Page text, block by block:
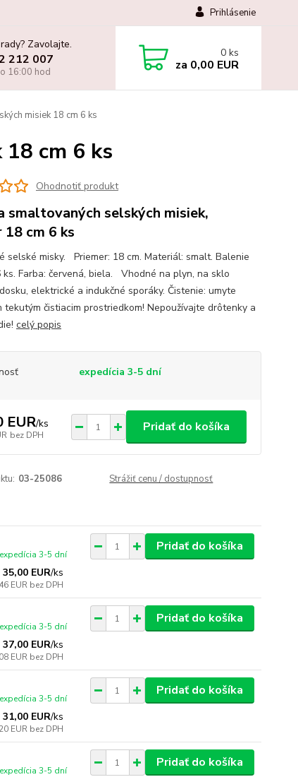
Prihlásenie
Zavolajte.
212 007
16:00 hod
0 ks
za 0,00 EUR
misiek 18 cm 6 ks
cm 6 ks
Ohodnotiť produkt
smaltovaných selských misiek,
18 cm 6 ks
selské misky. Priemer: 18 cm. Materiál: smalt. Balenie
ks. Farba: červená, biela. Vhodné na plyn, na sklo
elektrické a indukčné sporáky. Čistenie: umyte
tekutým čistiacim prostriedkom! Nepoužívajte drôtenky a
celý popis
expedícia 3-5 dní
EUR/ks
bez DPH
Pridať do košíka
03-25086 Strážiť cenu / dostupnosť
35,00 EUR/ks
EUR bez DPH
expedícia 3-5 dní
Pridať do košíka
37,00 EUR/ks
EUR bez DPH
expedícia 3-5 dní
Pridať do košíka
31,00 EUR/ks
EUR bez DPH
expedícia 3-5 dní
Pridať do košíka
expedícia 3-5 dní
Pridať do košíka